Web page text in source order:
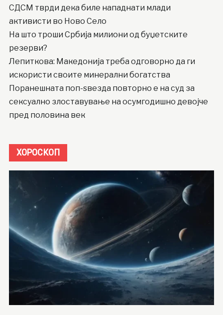
СДСМ тврди дека биле нападнати млади
активисти во Ново Село
На што троши Србија милиони од буџетските
резерви?
Лепиткова: Македонија треба одговорно да ги
искористи своите минерални богатства
Поранешната поп-ѕвезда повторно е на суд за
сексуално злоставување на осумгодишно девојче
пред половина век
ХОРОСКОП